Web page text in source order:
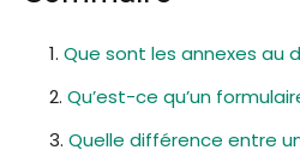
Que sont les annexes au
Qu’est-ce qu’un
Quelle différence entre